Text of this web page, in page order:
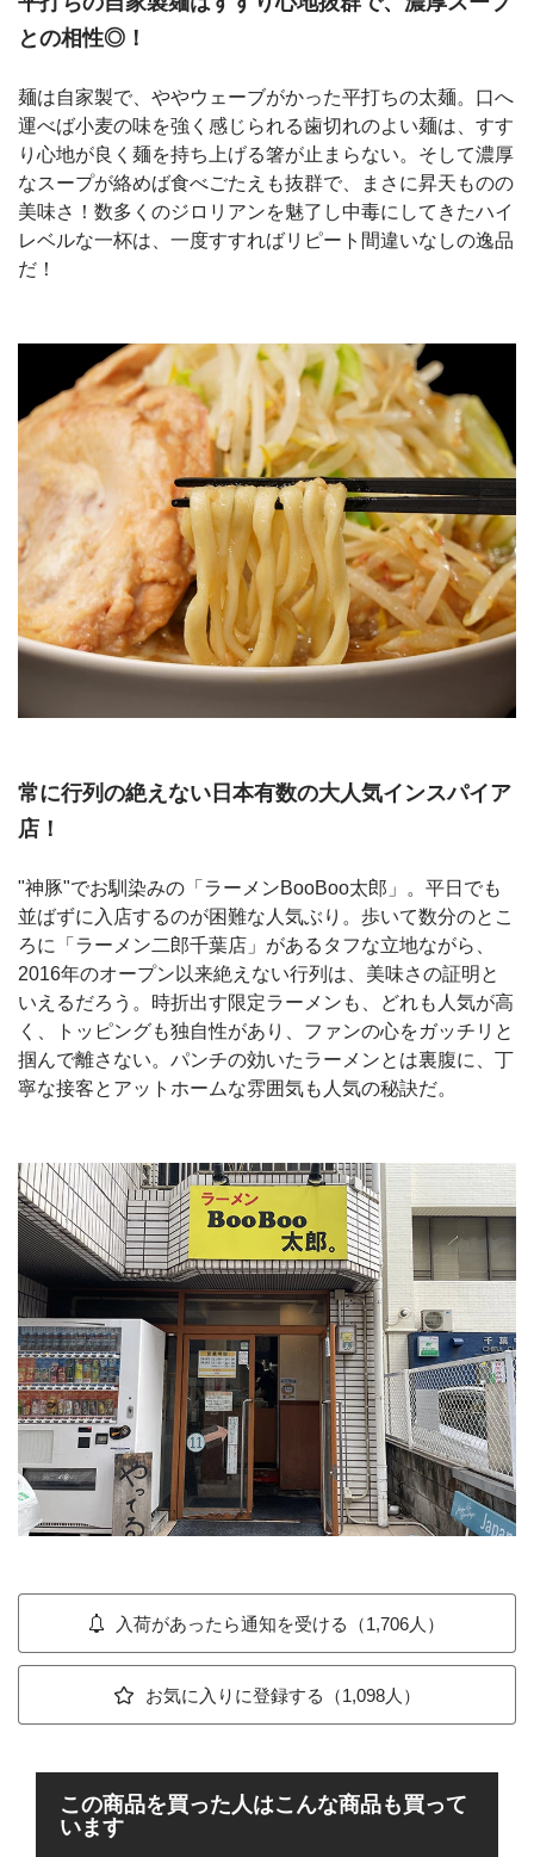
との相性◎！
麺は自家製で、ややウェーブがかった平打ちの太麺。口へ
運べば小麦の味を強く感じられる歯切れのよい麺は、すす
り心地が良く麺を持ち上げる箸が止まらない。そして濃厚
なスープが絡めば食べごたえも抜群で、まさに昇天ものの
美味さ！数多くのジロリアンを魅了し中毒にしてきたハイ
レベルな一杯は、一度すすればリピート間違いなしの逸品
だ！
常に行列の絶えない日本有数の大人気インスパイア
店！
"神豚"でお馴染みの「ラーメンBooBoo太郎」。平日でも
並ばずに入店するのが困難な人気ぶり。歩いて数分のとこ
ろに「ラーメン二郎千葉店」があるタフな立地ながら、
2016年のオープン以来絶えない行列は、美味さの証明と
いえるだろう。時折出す限定ラーメンも、どれも人気が高
く、トッピングも独自性があり、ファンの心をガッチリと
掴んで離さない。パンチの効いたラーメンとは裏腹に、丁
寧な接客とアットホームな雰囲気も人気の秘訣だ。
入荷があったら通知を受ける（1,706人）
お気に入りに登録する（1,098人）
この商品を買った人はこんな商品も買って
います